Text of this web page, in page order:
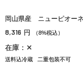
岡山県産 ニューピオーネ
8,316 円 （8%税込）
在庫：✕
送料込冷蔵 二重包装不可